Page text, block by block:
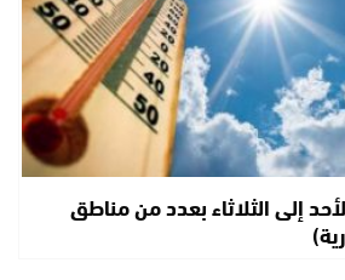
إلى الثلاثاء بعدد من مناطق